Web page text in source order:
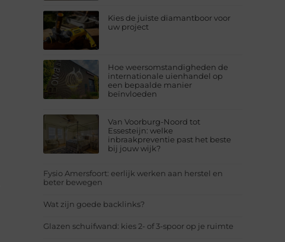
Kies de juiste diamantboor voor
uw project
Hoe weersomstandigheden de
internationale uienhandel op
een bepaalde manier
beïnvloeden
Van Voorburg-Noord tot
Essesteijn: welke
inbraakpreventie past het beste
bij jouw wijk?
Fysio Amersfoort: eerlijk werken aan herstel en
beter bewegen
Wat zijn goede backlinks?
Glazen schuifwand: kies 2- of 3-spoor op je ruimte